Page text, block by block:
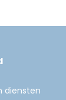
diensten